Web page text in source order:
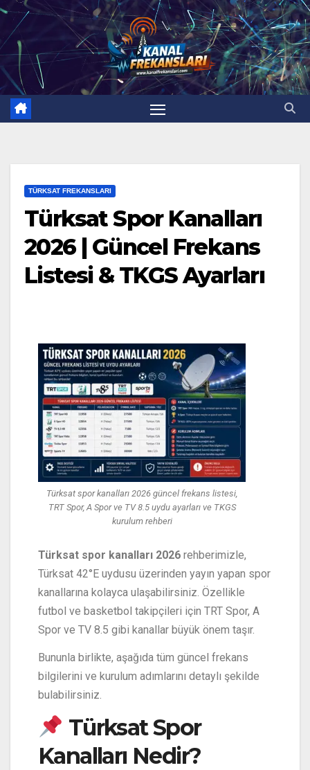
TÜRKSAT FREKANSLARI
Türksat Spor Kanalları
2026 | Güncel Frekans
Listesi & TKGS Ayarları
Türksat spor kanalları 2026 güncel frekans listesi,
TRT Spor, A Spor ve TV 8.5 uydu ayarları ve TKGS
kurulum rehberi
Türksat spor kanalları 2026 rehberimizle,
Türksat 42°E uydusu üzerinden yayın yapan spor
kanallarına kolayca ulaşabilirsiniz. Özellikle
futbol ve basketbol takipçileri için TRT Spor, A
Spor ve TV 8.5 gibi kanallar büyük önem taşır.
Bununla birlikte, aşağıda tüm güncel frekans
bilgilerini ve kurulum adımlarını detaylı şekilde
bulabilirsiniz.
Türksat Spor
Kanalları Nedir?